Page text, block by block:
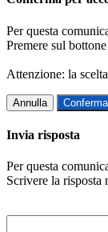
Per questa
Premere sul
Attenzione: la
Annulla Conferma
Invia risposta
Per questa
Scrivere la risposta